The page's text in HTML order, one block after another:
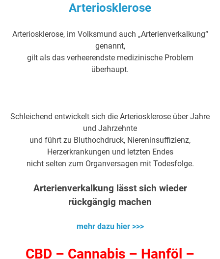
Arteriosklerose
Arteriosklerose, im Volksmund auch „Arterienverkalkung“
genannt,
gilt als das verheerendste medizinische Problem
überhaupt.
Schleichend entwickelt sich die Arteriosklerose über Jahre
und Jahrzehnte
und führt zu Bluthochdruck, Niereninsuffizienz,
Herzerkrankungen und letzten Endes
nicht selten zum Organversagen mit Todesfolge.
Arterienverkalkung lässt sich wieder
rückgängig machen
mehr dazu hier >>>
CBD – Cannabis – Hanföl –